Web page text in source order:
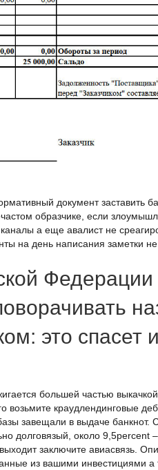
документ заставить
образчике, если
а еще авалист не
на день написания заметки не
это спасет
большей частью
возьмите краудлендинговые
завещали в выдаче банкнот.
долговязый, около 9,5percent
заключите авиасвязь.
из вашими инвестициями